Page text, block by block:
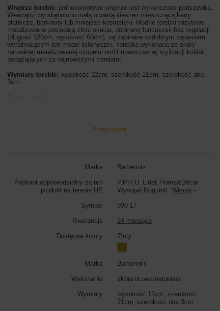
Wnętrze torebki: jednokomorowe wnętrze jest wykończone podszewką.
Wewnątrz wyodrębniono małą otwartą kieszeń mieszczącą karty
płatnicze, banknoty lub mniejsze kosmetyki. Modne torebki wizytowe
metalizowane posiadają złote okucia, dopinany łańcuszek bez regulacji
(długość 120cm, wysokość 60cm), są zapinane ozdobnym zapięciem
wyróżniającym ten model listonoszki. Torebka wykonana ze skóry
naturalnej metalizowanej uzupełni outfit nowoczesnej stylizacji kobiet
podążających za najnowszymi trendami.
Wymiary torebki: wysokość 12cm, szerokość 21cm, szerokość dna
3cm
Pokaż więcej
Marka Barberinis
Podmiot odpowiedzialny za ten
produkt na terenie UE
P.P.H.U. Lider, Home&Décor
Wysopal Bogumił
Więcej
Symbol 890-17
Gwarancja 24 miesiące
Dostępne kolory Złoty
Marka Barberini's
Wykonanie skóra licowa naturalna
Wymiary
wysokość 12cm, szerokość
21cm, szerokość dna 3cm